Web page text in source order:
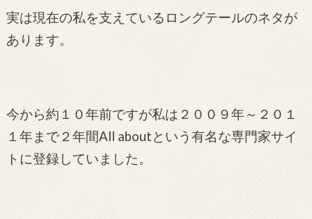
実は現在の私を支えているロングテールのネタが
あります。
今から約１０年前ですが私は２００９年～２０１
１年まで２年間All aboutという有名な専門家サイ
トに登録していました。